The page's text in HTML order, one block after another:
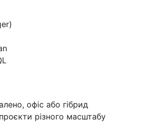
офіс або гібрид
різного масштабу